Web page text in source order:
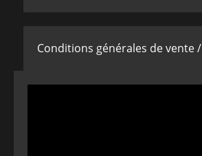
Conditions générales de vente /